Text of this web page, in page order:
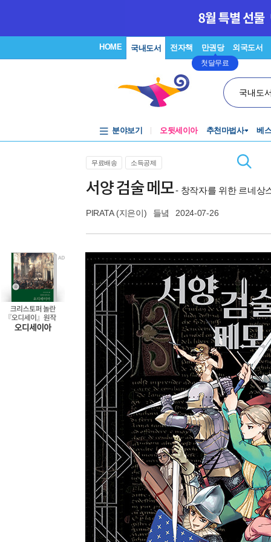
HOME 국내도서 전자책 만권당
첫달무료
외국도서
국내도
분야보기 오뒷세이아 추천마법사 베
무료배송 소득공제
서양 검술 메모- 창작자를 위한 르네상
PIRATA(지은이) 들녘 2024-07-26